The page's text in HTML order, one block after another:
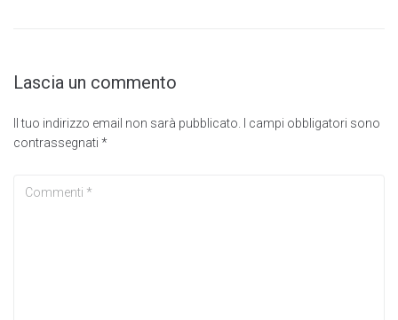
Lascia un commento
Il tuo indirizzo email non sarà pubblicato.
I campi obbligatori sono
contrassegnati *